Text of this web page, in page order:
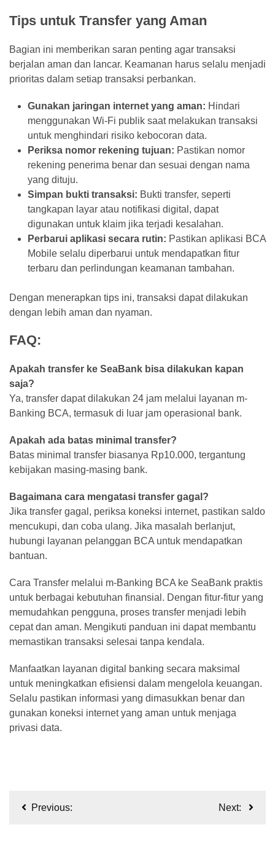
Tips untuk Transfer yang Aman
Bagian ini memberikan saran penting agar transaksi
berjalan aman dan lancar. Keamanan harus selalu menjadi
prioritas dalam setiap transaksi perbankan.
Gunakan jaringan internet yang aman: Hindari
menggunakan Wi-Fi publik saat melakukan transaksi
untuk menghindari risiko kebocoran data.
Periksa nomor rekening tujuan: Pastikan nomor
rekening penerima benar dan sesuai dengan nama
yang dituju.
Simpan bukti transaksi: Bukti transfer, seperti
tangkapan layar atau notifikasi digital, dapat
digunakan untuk klaim jika terjadi kesalahan.
Perbarui aplikasi secara rutin: Pastikan aplikasi BCA
Mobile selalu diperbarui untuk mendapatkan fitur
terbaru dan perlindungan keamanan tambahan.
Dengan menerapkan tips ini, transaksi dapat dilakukan
dengan lebih aman dan nyaman.
FAQ:
Apakah transfer ke SeaBank bisa dilakukan kapan
saja?
Ya, transfer dapat dilakukan 24 jam melalui layanan m-
Banking BCA, termasuk di luar jam operasional bank.
Apakah ada batas minimal transfer?
Batas minimal transfer biasanya Rp10.000, tergantung
kebijakan masing-masing bank.
Bagaimana cara mengatasi transfer gagal?
Jika transfer gagal, periksa koneksi internet, pastikan saldo
mencukupi, dan coba ulang. Jika masalah berlanjut,
hubungi layanan pelanggan BCA untuk mendapatkan
bantuan.
Cara Transfer melalui m-Banking BCA ke SeaBank praktis
untuk berbagai kebutuhan finansial. Dengan fitur-fitur yang
memudahkan pengguna, proses transfer menjadi lebih
cepat dan aman. Mengikuti panduan ini dapat membantu
memastikan transaksi selesai tanpa kendala.
Manfaatkan layanan digital banking secara maksimal
untuk meningkatkan efisiensi dalam mengelola keuangan.
Selalu pastikan informasi yang dimasukkan benar dan
gunakan koneksi internet yang aman untuk menjaga
privasi data.
Navigasi
Previous: Next: